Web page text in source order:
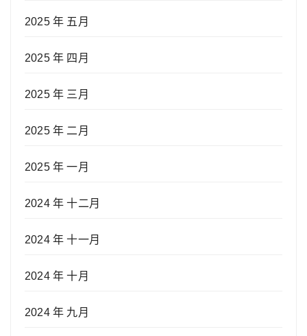
2025 年 五月
2025 年 四月
2025 年 三月
2025 年 二月
2025 年 一月
2024 年 十二月
2024 年 十一月
2024 年 十月
2024 年 九月